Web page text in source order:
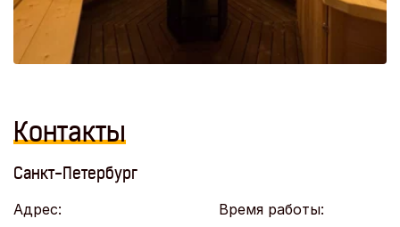
Контакты
Санкт-Петербург
Адрес: Время работы: